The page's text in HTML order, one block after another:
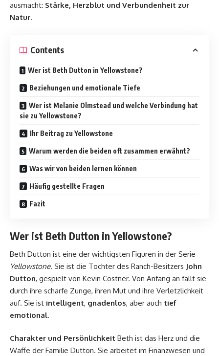
ausmacht: Stärke, Herzblut und Verbundenheit zur
Natur.
Contents
Wer ist Beth Dutton in Yellowstone?
Beziehungen und emotionale Tiefe
Wer ist Melanie Olmstead und welche Verbindung hat
sie zu Yellowstone?
Ihr Beitrag zu Yellowstone
Warum werden die beiden oft zusammen erwähnt?
Was wir von beiden lernen können
Häufig gestellte Fragen
Fazit
Wer ist Beth Dutton in Yellowstone?
Beth Dutton ist eine der wichtigsten Figuren in der Serie
Yellowstone. Sie ist die Tochter des Ranch-Besitzers John
Dutton, gespielt von Kevin Costner. Von Anfang an fällt sie
durch ihre scharfe Zunge, ihren Mut und ihre Verletzlichkeit
auf. Sie ist intelligent, gnadenlos, aber auch tief
emotional.
Charakter und Persönlichkeit Beth ist das Herz und die
Waffe der Familie Dutton. Sie arbeitet im Finanzwesen und